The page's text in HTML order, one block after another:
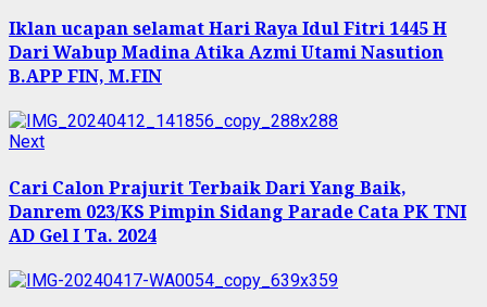
Reading
Iklan ucapan selamat Hari Raya Idul Fitri 1445 H
Dari Wabup Madina Atika Azmi Utami Nasution
B.APP FIN, M.FIN
NextNext
Cari Calon Prajurit Terbaik Dari Yang Baik,
Danrem 023/KS Pimpin Sidang Parade Cata PK TNI
AD Gel I Ta. 2024